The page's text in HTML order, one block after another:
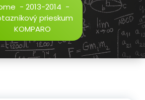
- 2013-2014 -
prieskum
KOMPARO